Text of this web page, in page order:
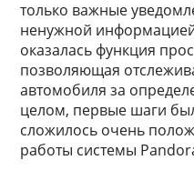
только важные
ненужной
оказалась функция
позволяющая
автомобиля за
целом, первые шаги
сложилось очень
работы системы